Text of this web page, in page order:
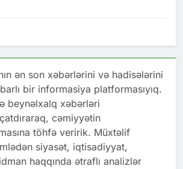
ən son xəbərlərini və hadisələrini
bir informasiya platformasıyıq.
beynəlxalq xəbərləri
cəmiyyətin
töhfə veririk. Müxtəlif
siyasət, iqtisadiyyat,
haqqında ətraflı analizlər